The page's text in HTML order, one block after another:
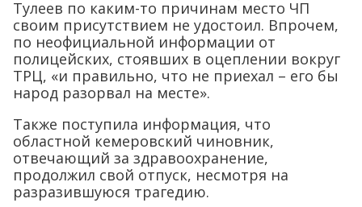
Тулеев по каким-то причинам место ЧП
своим присутствием не удостоил. Впрочем,
по неофициальной информации от
полицейских, стоявших в оцеплении вокруг
ТРЦ, «и правильно, что не приехал – его бы
народ разорвал на месте».
Также поступила информация, что
областной кемеровский чиновник,
отвечающий за здравоохранение,
продолжил свой отпуск, несмотря на
разразившуюся трагедию.